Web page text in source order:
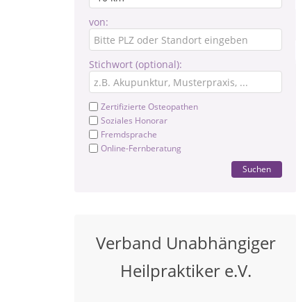
von:
Stichwort (optional):
Zertifizierte Osteopathen
Soziales Honorar
Fremdsprache
Online-Fernberatung
Suchen
Verband Unabhängiger
Heilpraktiker e.V.